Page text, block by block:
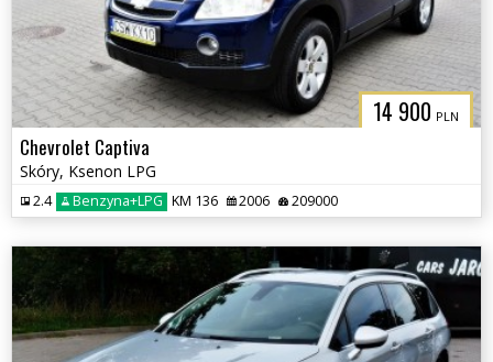
14 900 PLN
Chevrolet Captiva
Skóry, Ksenon LPG
2.4 Benzyna+LPG KM 136 2006 209000